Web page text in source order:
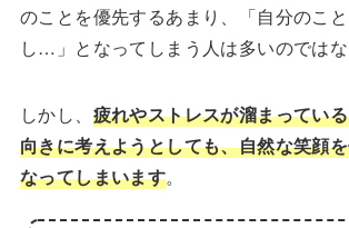
のことを優先するあまり、「自分のこ
し…」となってしまう人は多いのではな
しかし、 疲れやストレスが溜まってい
向きに考えようとしても、自然な笑顔
なってしまいます。